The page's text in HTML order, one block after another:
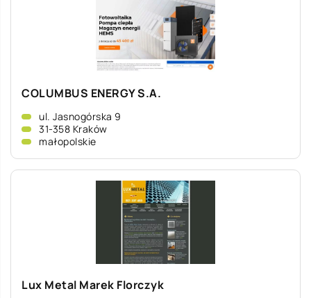
COLUMBUS ENERGY S.A.
ul. Jasnogórska 9
31-358 Kraków
małopolskie
Lux Metal Marek Florczyk